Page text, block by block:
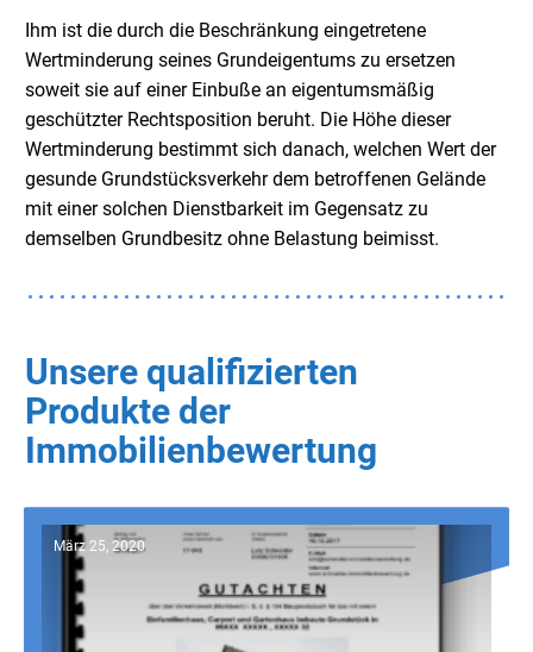
Ihm ist die durch die Beschränkung eingetretene
Wertminderung seines Grundeigentums zu ersetzen
soweit sie auf einer Einbuße an eigentumsmäßig
geschützter Rechtsposition beruht. Die Höhe dieser
Wertminderung bestimmt sich danach, welchen Wert der
gesunde Grundstücksverkehr dem betroffenen Gelände
mit einer solchen Dienstbarkeit im Gegensatz zu
demselben Grundbesitz ohne Belastung beimisst.
Unsere qualifizierten
Produkte der
Immobilienbewertung
März 25, 2020